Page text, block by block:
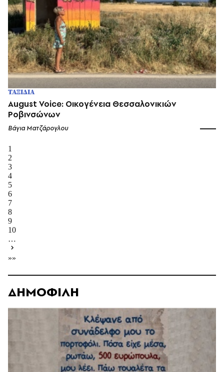
ΤΑΞΙΔΙΑ
August Voice: Οικογένεια Θεσσαλονικιών
Ροβινσώνων
Βάγια Ματζάρογλου
1
2
3
4
5
6
7
8
9
10
…
»»
ΔΗΜΟΦΙΛΗ